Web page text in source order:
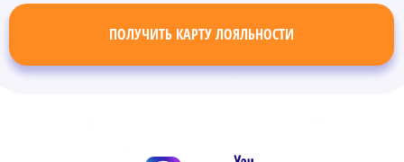
ПОЛУЧИТЬ КАРТУ ЛОЯЛЬНОСТИ